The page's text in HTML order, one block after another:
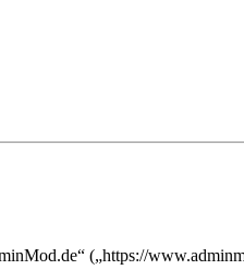
(„https://